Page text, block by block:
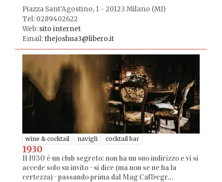
Piazza Sant'Agostino, 1 - 20123 Milano (MI)
Tel: 0289402622
Web: sito internet
Email:thejoshua3@libero.it
wine & cocktail navigli cocktail bar
1930
Il 1930 è un club segreto: non ha un suo indirizzo e vi si
accede solo su invito - si dice (ma non se ne ha la
certezza) - passando prima dal Mag Caf&egr...